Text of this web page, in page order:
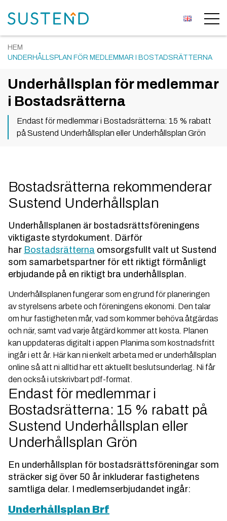
HEM
UNDERHÅLLSPLAN FÖR MEDLEMMAR I BOSTADSRÄTTERNA
Underhållsplan för medlemmar
i Bostadsrätterna
Endast för medlemmar i Bostadsrätterna: 15 % rabatt
på Sustend Underhållsplan eller Underhållsplan Grön
Bostadsrätterna rekommenderar
Sustend Underhållsplan
Underhållsplanen är bostadsrättsföreningens
viktigaste styrdokument. Därför
har Bostadsrätterna omsorgsfullt valt ut Sustend
som samarbetspartner för ett riktigt förmånligt
erbjudande på en riktigt bra underhållsplan.
Underhållsplanen fungerar som en grund för planeringen
av styrelsens arbete och föreningens ekonomi. Den talar
om hur fastigheten mår, vad som kommer behöva åtgärdas
och när, samt vad varje åtgärd kommer att kosta. Planen
kan uppdateras digitalt i appen Planima som kostnadsfritt
ingår i ett år. Här kan ni enkelt arbeta med er underhållsplan
online så att ni alltid har ett aktuellt beslutsunderlag. Ni får
den också i utskrivbart pdf-format.
Endast för medlemmar i
Bostadsrätterna: 15 % rabatt på
Sustend Underhållsplan eller
Underhållsplan Grön
En underhållsplan för bostadsrättsföreningar som
sträcker sig över 50 år inkluderar fastighetens
samtliga delar. I medlemserbjudandet ingår:
Underhållsplan Brf